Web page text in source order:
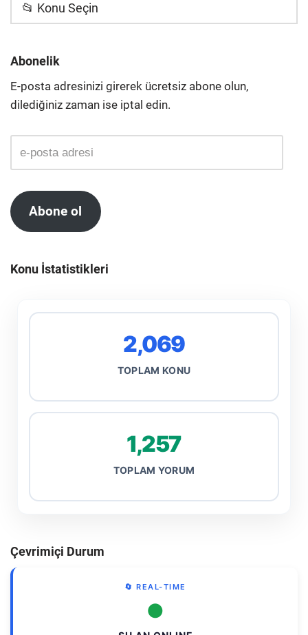
📂 Konu Seçin
Abonelik
E-posta adresinizi girerek ücretsiz abone olun,
dilediğiniz zaman ise iptal edin.
Abone ol
Konu İstatistikleri
2,069
TOPLAM KONU
1,257
TOPLAM YORUM
Çevrimiçi Durum
🔄 REAL-TIME
●